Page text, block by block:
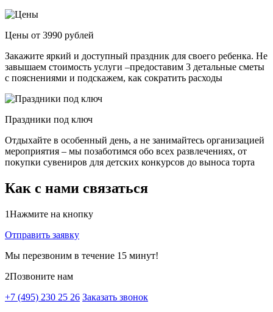
Цены от 3990 рублей
Закажите яркий и доступный праздник для своего ребенка. Не
завышаем стоимость услуги –предоставим 3 детальные сметы
с пояснениями и подскажем, как сократить расходы
Праздники под ключ
Отдыхайте в особенный день, а не занимайтесь организацией
мероприятия – мы позаботимся обо всех развлечениях, от
покупки сувениров для детских конкурсов до выноса торта
Как с нами связаться
1Нажмите на кнопку
Отправить заявку
Мы перезвоним в течение 15 минут!
2Позвоните нам
+7 (495) 230 25 26 Заказать звонок